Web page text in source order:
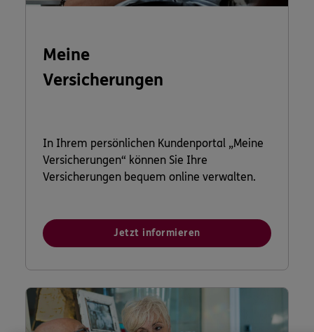
Meine
Versicherungen
In Ihrem persönlichen Kundenportal „Meine
Versicherungen“ können Sie Ihre
Versicherungen bequem online verwalten.
Jetzt informieren